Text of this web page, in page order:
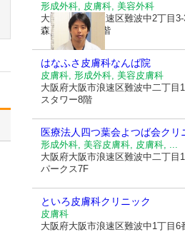
形成外科, 皮膚科, 美容外科
大阪府大阪市浪速区難波中2丁目
森川医療ビル4階
はなふさ皮膚科なんば院
皮膚科, 形成外科, 美容皮膚科
大阪府大阪市浪速区難波中二丁目
スタワー8階
医療法人四つ葉会よつば会クリ
形成外科, 美容皮膚科, 皮膚科, ...
大阪府大阪市浪速区難波中二丁目
パークス7F
といろ皮膚科クリニック
皮膚科
大阪府大阪市浪速区難波中1丁目6